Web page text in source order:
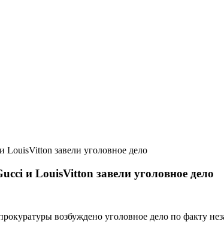
завели уголовное дело
и LouisVitton завели уголовное дело
возбуждено уголовное дело по факту